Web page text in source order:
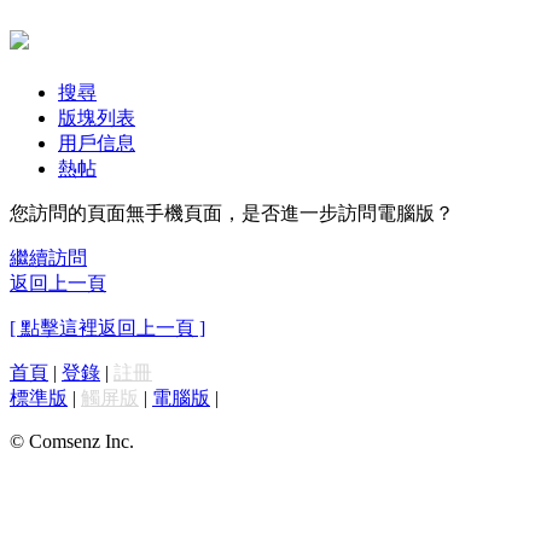
搜尋
版塊列表
用戶信息
熱帖
您訪問的頁面無手機頁面，是否進一步訪問電腦版？
繼續訪問
返回上一頁
[ 點擊這裡返回上一頁 ]
首頁 | 登錄 | 註冊
標準版 | 觸屏版 | 電腦版 |
© Comsenz Inc.